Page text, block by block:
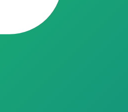
luz em até 15% sem gastar um